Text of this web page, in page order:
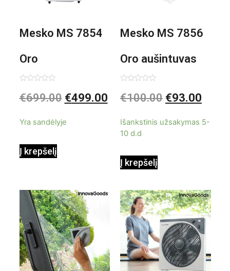
Mesko MS 7854
Oro
kondicionierius
0
iš
€699.00 €499.00
Yra sandėlyje
Į krepšelį
Mesko MS 7856
Oro aušintuvas
be ašmenų 3in1
0
iš
€100.00 €93.00
Išankstinis užsakymas 5-
10 d.d
Į krepšelį